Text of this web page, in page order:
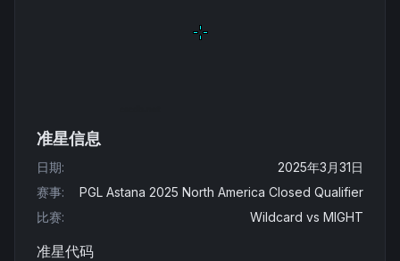
准星信息
日期:
2025年3月31日
赛事:
PGL Astana 2025 North America Closed Qualifier
比赛: Wildcard vs MIGHT
准星代码